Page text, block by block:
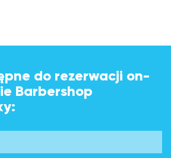
do rezerwacji on-
Barbershop